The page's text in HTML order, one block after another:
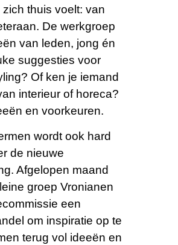
thuis voelt: van
De werkgroep
van leden, jong én
suggesties voor
Of ken je iemand
interieur of horeca?
en voorkeuren.
wordt ook hard
de nieuwe
Afgelopen maand
groep Vronianen
een
om inspiratie op te
terug vol ideeën en